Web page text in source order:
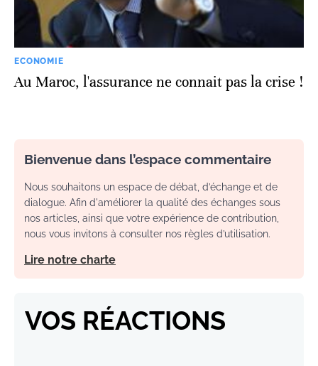
ECONOMIE
Au Maroc, l'assurance ne connait pas la crise !
Bienvenue dans l’espace commentaire
Nous souhaitons un espace de débat, d’échange et de
dialogue. Afin d'améliorer la qualité des échanges sous
nos articles, ainsi que votre expérience de contribution,
nous vous invitons à consulter nos règles d’utilisation.
Lire notre charte
VOS RÉACTIONS